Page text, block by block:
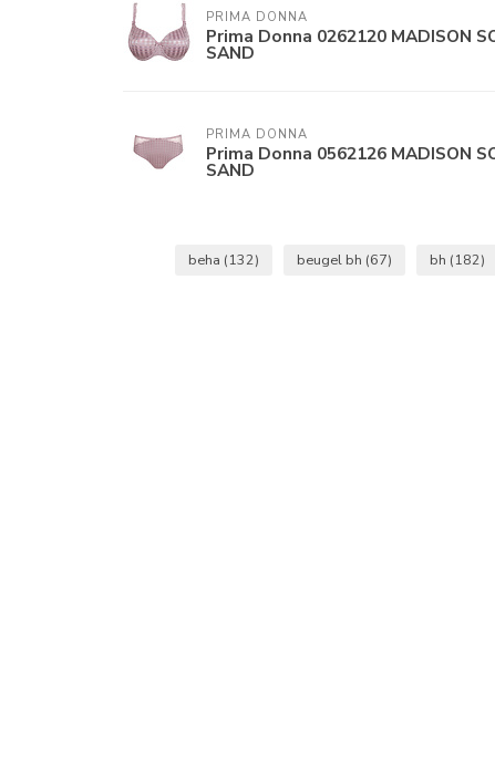
PRIMA DONNA
Prima Donna 0262120 MADISON
SAND
PRIMA DONNA
Prima Donna 0562126 MADISON
SAND
beha (132) beugel bh (67) bh (182)